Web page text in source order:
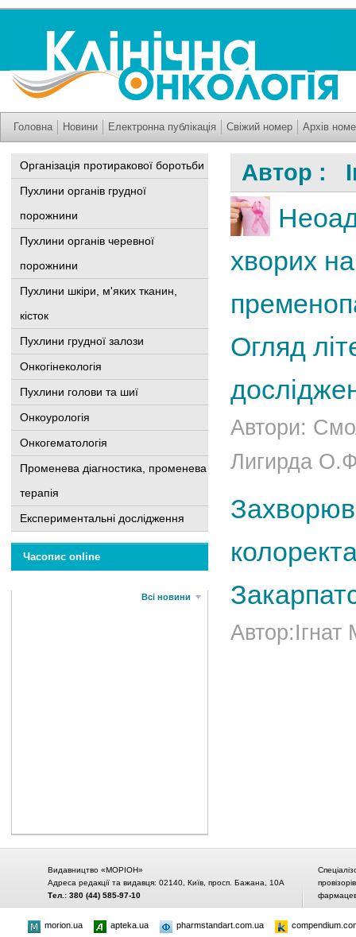
Головна Новини Електронна публікація Свіжий номер Архів
Організація протиракової боротьби
Пухлини органів грудної
порожнини
Пухлини органів черевної
порожнини
Пухлини шкіри, м'яких тканин,
кісток
Пухлини грудної залози
Онкогінекологія
Пухлини голови та шиї
Онкоурологія
Онкогематологія
Променева діагностика, променева
терапія
Експериментальні дослідження
Часопис online
Всі новини
Автор :
хворих
Огляд
Автори:
Лигирда
Видавництво «МОРІОН»
Адреса редакції та видавця: 02140, Київ, просп. Бажана, 10А
Тел.: 380 (44) 585-97-10
morion.ua apteka.ua pharmstandart.com.ua